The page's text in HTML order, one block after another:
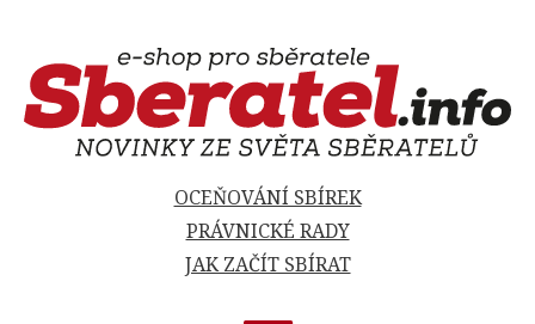
OCEŇOVÁNÍ SBÍREK
PRÁVNICKÉ RADY
JAK ZAČÍT SBÍRAT